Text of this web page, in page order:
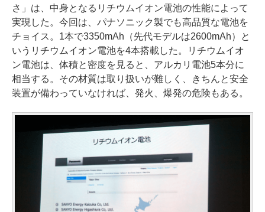
さ」は、中身となるリチウムイオン電池の性能によって
実現した。今回は、パナソニック製でも高品質な電池を
チョイス。1本で3350mAh（先代モデルは2600mAh）と
いうリチウムイオン電池を4本搭載した。リチウムイオ
ン電池は、体積と密度を見ると、アルカリ電池5本分に
相当する。その材質は取り扱いが難しく、きちんと安全
装置が備わっていなければ、発火、爆発の危険もある。